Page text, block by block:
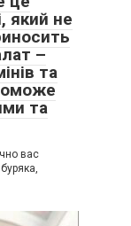
який не
–
та
та
вас